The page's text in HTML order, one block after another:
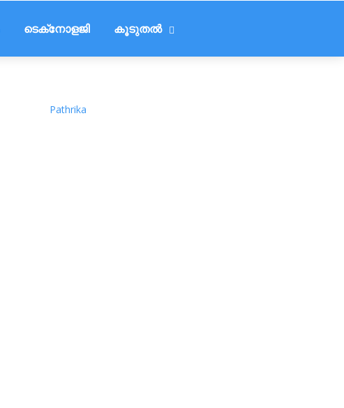
ടെക്‌നോളജി കൂടുതൽ
Pathrika